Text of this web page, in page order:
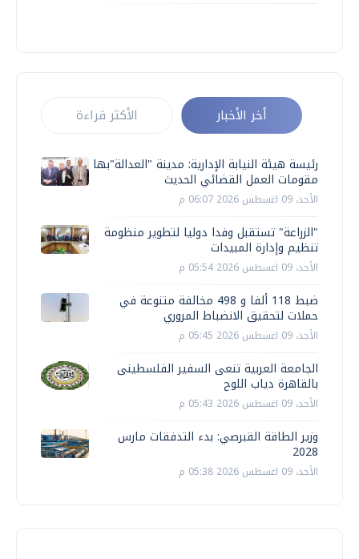
أخر الأخبار الأكثر قراءة
رئيسة هيئة النيابة الإدارية: مدينة "العدالة"بها
مقومات العمل القضائي الحديث
الأحد، 09 اغسطس 2026 06:07 م
"الزراعة" تستقبل وفدا دوليا لتطوير منظومة
تنظيم وإدارة المبيدات
الأحد، 09 اغسطس 2026 05:54 م
ضبط 118 ألفا و 498 مخالفة متنوعة في
حملات لتحقيق الانضباط المروري
الأحد، 09 اغسطس 2026 05:45 م
الجامعة العربية تنعى السفير الفلسطينى
بالقاهرة دياب اللوح
الأحد، 09 اغسطس 2026 05:43 م
وزير الطاقة القبرصي: بدء التدفقات مارس
2028
الأحد، 09 اغسطس 2026 05:38 م